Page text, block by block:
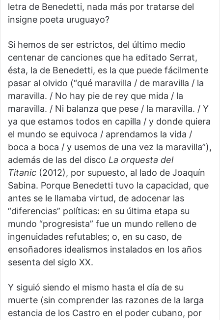
letra de Benedetti, nada más por tratarse del
insigne poeta uruguayo?
Si hemos de ser estrictos, del último medio
centenar de canciones que ha editado Serrat,
ésta, la de Benedetti, es la que puede fácilmente
pasar al olvido (“qué maravilla / de maravilla / la
maravilla. / No hay pie de rey que mida / la
maravilla. / Ni balanza que pese / la maravilla. / Y
ya que estamos todos en capilla / y donde quiera
el mundo se equivoca / aprendamos la vida /
boca a boca / y usemos de una vez la maravilla”),
además de las del disco La orquesta del
Titanic (2012), por supuesto, al lado de Joaquín
Sabina. Porque Benedetti tuvo la capacidad, que
antes se le llamaba virtud, de adocenar las
“diferencias” políticas: en su última etapa su
mundo “progresista” fue un mundo relleno de
ingenuidades refutables; o, en su caso, de
ensoñadores idealismos instalados en los años
sesenta del siglo XX.
Y siguió siendo el mismo hasta el día de su
muerte (sin comprender las razones de la larga
estancia de los Castro en el poder cubano, por